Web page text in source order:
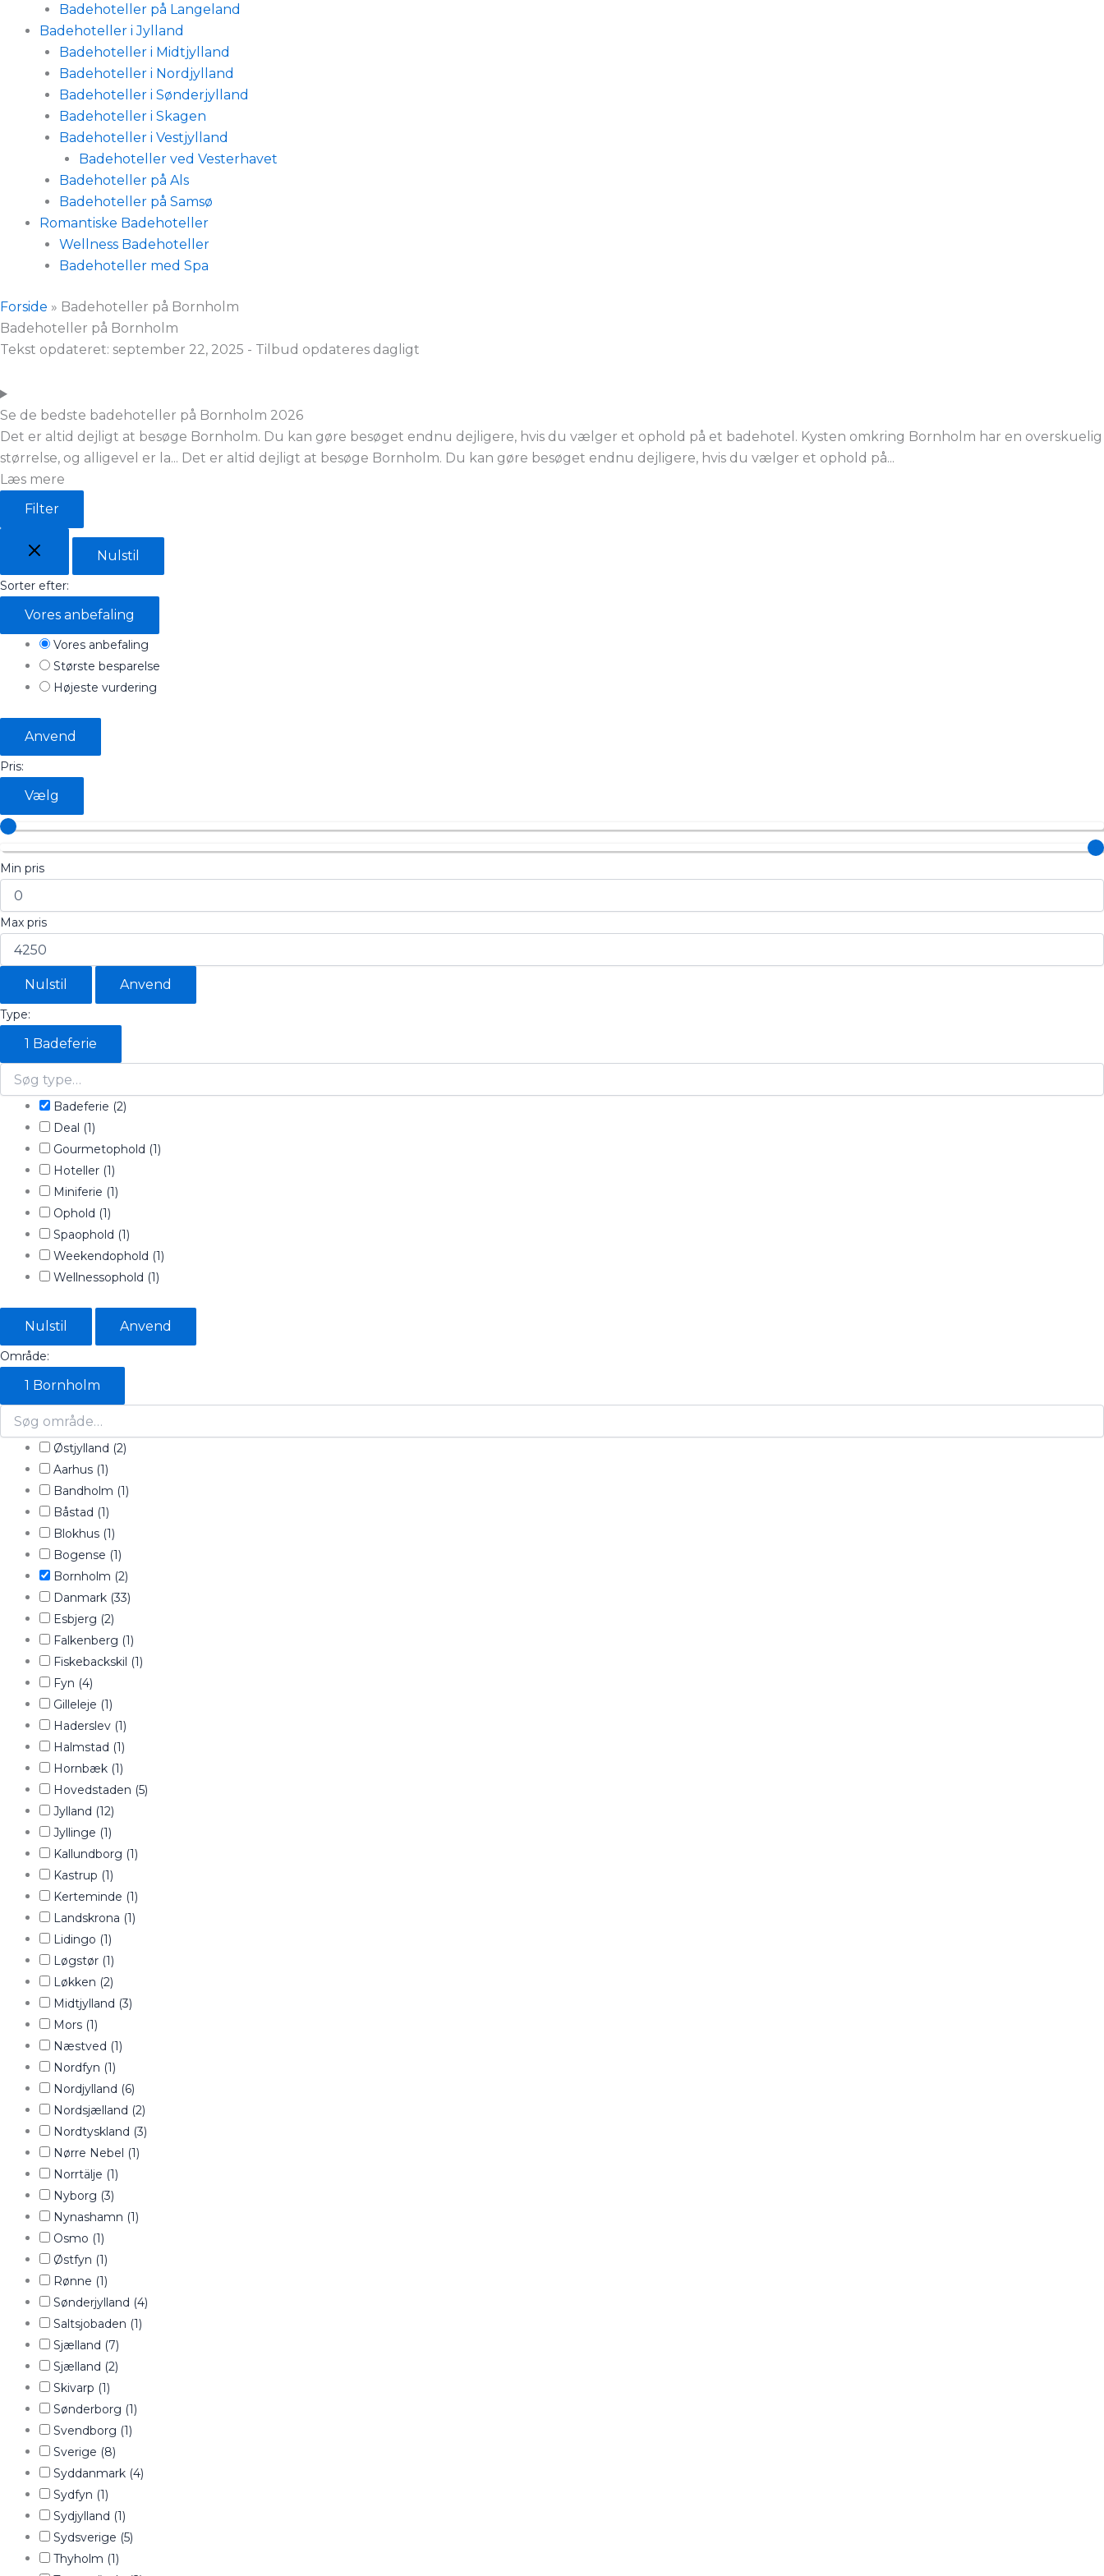
Badehoteller på Langeland
Badehoteller i Jylland
Badehoteller i Midtjylland
Badehoteller i Nordjylland
Badehoteller i Sønderjylland
Badehoteller i Skagen
Badehoteller i Vestjylland
Badehoteller ved Vesterhavet
Badehoteller på Als
Badehoteller på Samsø
Romantiske Badehoteller
Wellness Badehoteller
Badehoteller med Spa
Forside » Badehoteller på Bornholm
Badehoteller på Bornholm
Tekst opdateret: september 22, 2025 - Tilbud opdateres dagligt
Se de bedste badehoteller på Bornholm 2026
Det er altid dejligt at besøge Bornholm. Du kan gøre besøget endnu dejligere, hvis du vælger et ophold på et badehotel. Kysten omkring Bornholm har en overskuelig
størrelse, og alligevel er la... Det er altid dejligt at besøge Bornholm. Du kan gøre besøget endnu dejligere, hvis du vælger et ophold på...
Læs mere
Filter
Nulstil
Sorter efter:
Vores anbefaling
Vores anbefaling
Største besparelse
Højeste vurdering
Anvend
Pris:
Vælg
Min pris
Max pris
Nulstil Anvend
Type:
1 Badeferie
Badeferie (2)
Deal (1)
Gourmetophold (1)
Hoteller (1)
Miniferie (1)
Ophold (1)
Spaophold (1)
Weekendophold (1)
Wellnessophold (1)
Nulstil Anvend
Område:
1 Bornholm
Østjylland (2)
Aarhus (1)
Bandholm (1)
Båstad (1)
Blokhus (1)
Bogense (1)
Bornholm (2)
Danmark (33)
Esbjerg (2)
Falkenberg (1)
Fiskebackskil (1)
Fyn (4)
Gilleleje (1)
Haderslev (1)
Halmstad (1)
Hornbæk (1)
Hovedstaden (5)
Jylland (12)
Jyllinge (1)
Kallundborg (1)
Kastrup (1)
Kerteminde (1)
Landskrona (1)
Lidingo (1)
Løgstør (1)
Løkken (2)
Midtjylland (3)
Mors (1)
Næstved (1)
Nordfyn (1)
Nordjylland (6)
Nordsjælland (2)
Nordtyskland (3)
Nørre Nebel (1)
Norrtälje (1)
Nyborg (3)
Nynashamn (1)
Osmo (1)
Østfyn (1)
Rønne (1)
Sønderjylland (4)
Saltsjobaden (1)
Sjælland (7)
Sjælland (2)
Skivarp (1)
Sønderborg (1)
Svendborg (1)
Sverige (8)
Syddanmark (4)
Sydfyn (1)
Sydjylland (1)
Sydsverige (5)
Thyholm (1)